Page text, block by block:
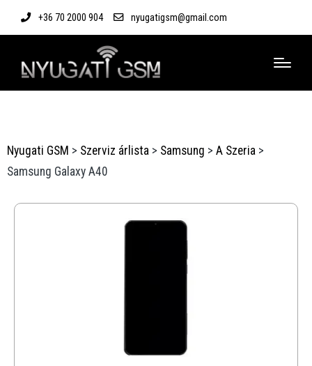
+36 70 2000 904 nyugatigsm@gmail.com
Nyugati GSM > Szerviz árlista > Samsung > A Szeria >
Samsung Galaxy A40